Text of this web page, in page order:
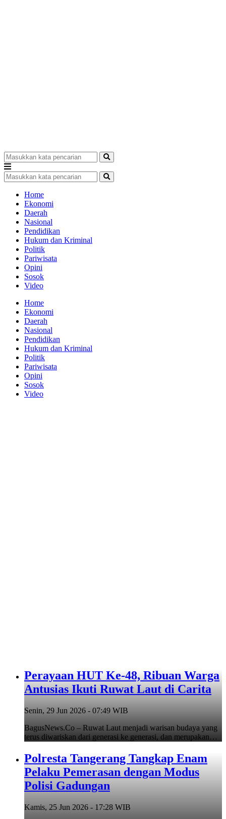
Home
Ekonomi
Daerah
Nasional
Pendidikan
Hukum dan Kriminal
Politik
Pariwisata
Opini
Sosok
Video
Home
Ekonomi
Daerah
Nasional
Pendidikan
Hukum dan Kriminal
Politik
Pariwisata
Opini
Sosok
Video
Perayaan HUT Ke-48, Ribuan Warga
Antusias Ikuti Ruwat Laut di Carita
Senin, 29 Jun 2026 - 07:49 WIB
BagusNews.Co – Ruwat Laut menjadi warisan budaya yang
terus diwariskan dari generasi ke generasi, dan merupakan…
Polresta Tangerang Tangkap Enam
Pelaku Pemerasan dengan Modus
Polisi Gadungan
Kamis, 25 Jun 2026 - 17:28 WIB